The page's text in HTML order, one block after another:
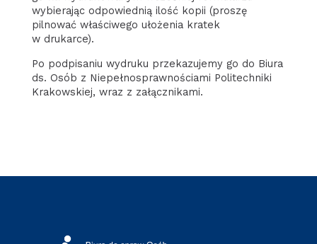
wybierając odpowiednią ilość kopii (proszę
pilnować właściwego ułożenia kratek
w drukarce).
Po podpisaniu wydruku przekazujemy go do Biura
ds. Osób z Niepełnosprawnościami Politechniki
Krakowskiej, wraz z załącznikami.